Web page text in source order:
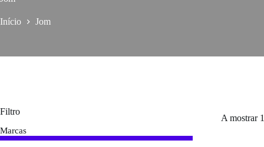
Início Jom
A mostrar
Filtro
Marcas